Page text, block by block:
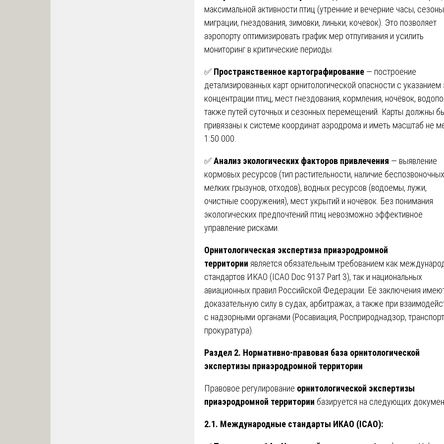
максимальной активности птиц (утренние и вечерние часы, сезоны
миграции, гнездования, зимовки, линьки, кочевок). Это позволяет
аэропорту оптимизировать график мер отпугивания и усилить
мониторинг в критические периоды.
✅ Пространственное картографирование — построение
детализированных карт орнитологической опасности с указанием
концентрации птиц, мест гнездования, кормления, ночёвок,
также путей суточных и сезонных перемещений. Карты должны
привязаны к системе координат аэродрома и иметь масштаб не
1:50 000.
✅Анализ экологических факторов привлечения — выявление
кормовых ресурсов (тип растительности, наличие
мелких грызунов, отходов), водных ресурсов (водоемы, лужи,
очистные сооружения), мест укрытий и ночёвок. Без понимания
экологических предпочтений птиц невозможно эффективное
управление рисками.
Орнитологическая экспертиза приаэродромной
территории является обязательным требованием как
стандартов ИКАО (ICAO Doc 9137 Part 3), так и национальных
авиационных правил Российской Федерации. Её заключения
доказательную силу в судах, арбитражах, а также при
с надзорными органами (Росавиация, Росприроднадзор,
прокуратура).
Раздел 2. Нормативно-правовая база орнитологической
экспертизы приаэродромной территории
Правовое регулирование орнитологической экспертизы
приаэродромной территории базируется на следующих
2.1. Международные стандарты ИКАО (ICAO):